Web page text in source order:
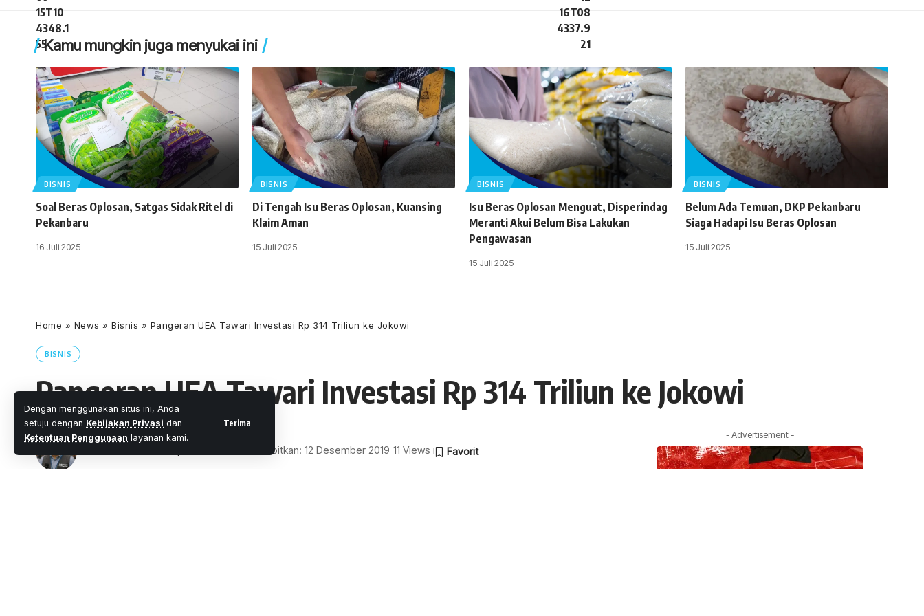
Dengan menggunakan situs ini, Anda
setuju dengan Kebijakan Privasi dan
Ketentuan Penggunaan layanan kami.
Terima
Kamu mungkin juga menyukai ini
BISNIS
Soal Beras Oplosan, Satgas Sidak Ritel di
Pekanbaru
16 Juli 2025
BISNIS
Di Tengah Isu Beras Oplosan, Kuansing
Klaim Aman
15 Juli 2025
BISNIS
Isu Beras Oplosan Menguat, Disperindag
Meranti Akui Belum Bisa Lakukan
Pengawasan
15 Juli 2025
BISNIS
Belum Ada Temuan, DKP Pekanbaru
Siaga Hadapi Isu Beras Oplosan
15 Juli 2025
Home » News » Bisnis » Pangeran UEA Tawari Investasi Rp 314 Triliun ke Jokowi
BISNIS
Pangeran UEA Tawari Investasi Rp 314 Triliun ke Jokowi
Diterbitkan: 12 Desember 2019 11 Views
- Advertisement -